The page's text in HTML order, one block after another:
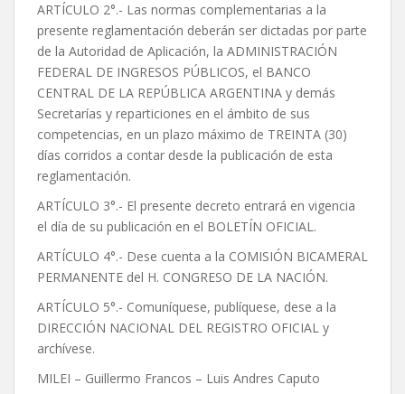
ARTÍCULO 2°.- Las normas complementarias a la
presente reglamentación deberán ser dictadas por parte
de la Autoridad de Aplicación, la ADMINISTRACIÓN
FEDERAL DE INGRESOS PÚBLICOS, el BANCO
CENTRAL DE LA REPÚBLICA ARGENTINA y demás
Secretarías y reparticiones en el ámbito de sus
competencias, en un plazo máximo de TREINTA (30)
días corridos a contar desde la publicación de esta
reglamentación.
ARTÍCULO 3°.- El presente decreto entrará en vigencia
el día de su publicación en el BOLETÍN OFICIAL.
ARTÍCULO 4°.- Dese cuenta a la COMISIÓN BICAMERAL
PERMANENTE del H. CONGRESO DE LA NACIÓN.
ARTÍCULO 5°.- Comuníquese, publíquese, dese a la
DIRECCIÓN NACIONAL DEL REGISTRO OFICIAL y
archívese.
MILEI – Guillermo Francos – Luis Andres Caputo